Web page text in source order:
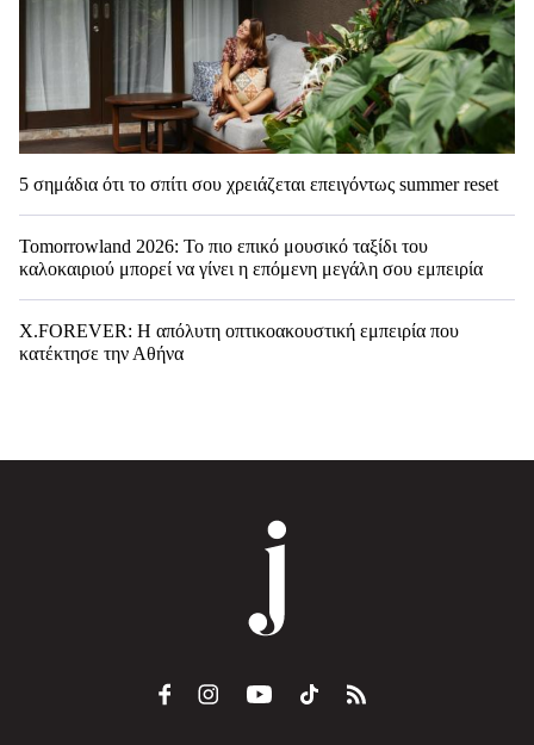
5 σημάδια ότι το σπίτι σου χρειάζεται επειγόντως summer reset
Tomorrowland 2026: Το πιο επικό μουσικό ταξίδι του
καλοκαιριού μπορεί να γίνει η επόμενη μεγάλη σου εμπειρία
X.FOREVER: Η απόλυτη οπτικοακουστική εμπειρία που
κατέκτησε την Αθήνα